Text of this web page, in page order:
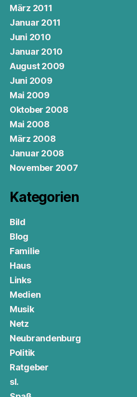
März 2011
Januar 2011
Juni 2010
Januar 2010
August 2009
Juni 2009
Mai 2009
Oktober 2008
Mai 2008
März 2008
Januar 2008
November 2007
Kategorien
Bild
Blog
Familie
Haus
Links
Medien
Musik
Netz
Neubrandenburg
Politik
Ratgeber
sl.